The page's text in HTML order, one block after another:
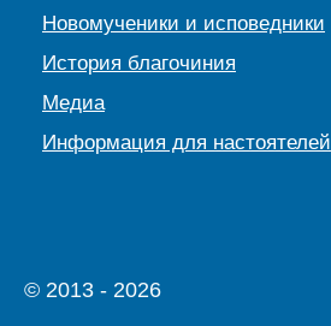
Новомученики и исповедники
История благочиния
Медиа
Информация для настоятелей
© 2013 - 2026